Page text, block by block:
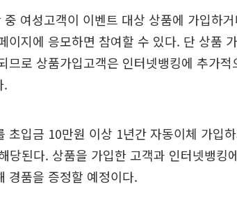
여성고객이 이벤트 대상 상품에 가입하
이지에 응모하면 참여할 수 있다. 단 상품
므로 상품가입고객은 인터넷뱅킹에 추가적
.
초입금 10만원 이상 1년간 자동이체 가입
당된다. 상품을 가입한 고객과 인터넷뱅킹
경품을 증정할 예정이다.